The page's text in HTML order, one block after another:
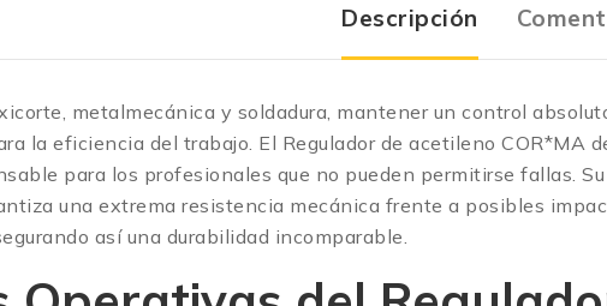
Descripción
metalmecánica y soldadura, mantener un control
la eficiencia del trabajo. El Regulador de acetileno COR*MA
para los profesionales que no pueden permitirse fallas.
una extrema resistencia mecánica frente a posibles
así una durabilidad incomparable.